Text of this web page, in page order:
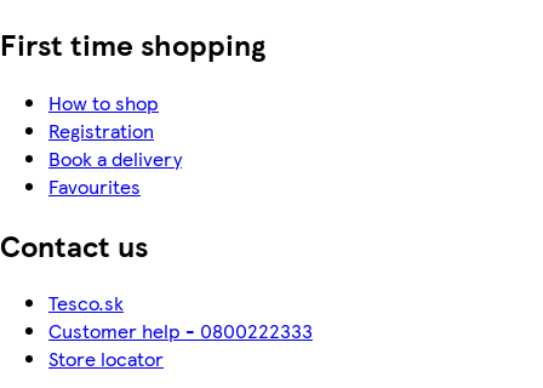
First time shopping
How to shop
Registration
Book a delivery
Favourites
Contact us
Tesco.sk
Customer help - 0800222333
Store locator